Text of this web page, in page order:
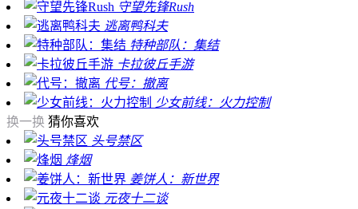
守望先锋Rush
逃离鸭科夫
特种部队：集结
卡拉彼丘手游
代号：撤离
少女前线：火力控制
换一换 猜你喜欢
头号禁区
烽烟
姜饼人：新世界
元夜十二谈